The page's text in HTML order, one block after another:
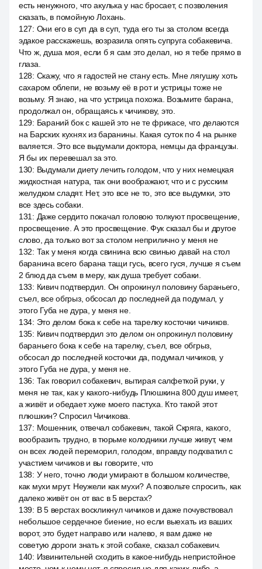
есть ненужного, что акулька у нас бросает, с позволения
сказать, в помойную Лохань.
127: Они его в суп да в суп, туда его ты за столом всегда
эдакое расскажешь, возразила опять супруга собакевича.
Что ж, душа моя, если б я сам это делал, но я тебе прямо в
глаза.
128: Скажу, что я гадостей не стану есть. Мне лягушку хоть
сахаром облепи, не возьму её в рот и устрицы тоже не
возьму. Я знаю, на что устрица похожа. Возьмите барана,
продолжал он, обращаясь к чичикову, это.
129: Бараний бок с кашей это не те фрикасе, что делаются
на Барских кухнях из баранины. Какая суток по 4 на рынке
валяется. Это все выдумали доктора, немцы да французы.
Я бы их перевешал за это.
130: Выдумали диету лечить голодом, что у них немецкая
жидкостная натура, так они воображают, что и с русским
желудком сладят. Нет, это все не то, это все выдумки, это
все здесь собаки.
131 : Даже сердито покачал головою толкуют просвещение,
просвещение. А это просвещение. Фук сказал бы и другое
слово, да только вот за столом неприлично у меня не
132: Так у меня когда свинина всю свинью давай на стол
баранина всего барана тащи гусь, всего гуся, лучше я съем
2 блюд да съем в меру, как душа требует собаки.
133: Кивич подтвердил. Он опрокинул половину бараньего,
съел, все обгрыз, обсосал до последней да подумал, у
этого Губа не дура, у меня не.
134: Это делом бока к себе на тарелку косточки чичиков.
135: Кивич подтвердил это делом он опрокинул половину
бараньего бока к себе на тарелку, съел, все обгрыз,
обсосал до последней косточки да, подумал чичиков, у
этого Губа не дура, у меня не.
136: Так говорил собакевич, вытирая салфеткой руки, у
меня не так, как у какого-нибудь Плюшкина 800 душ имеет,
а живёт и обедает хуже моего пастуха. Кто такой этот
плюшкин? Спросил Чичикова.
137: Мошенник, отвечал собакевич, такой Скряга, какого,
вообразить трудно, в тюрьме колодники лучше живут, чем
он всех людей переморил, голодом, вправду подхватил с
участием чичиков и вы говорите, что
138: У него, точно люди умирают в большом количестве,
как мухи мрут. Неужели как мухи? А позвольте спросить, как
далеко живёт он от вас в 5 верстах?
139: В 5 верстах воскликнул чичиков и даже почувствовал
небольшое сердечное биение, но если выехать из ваших
ворот, это будет направо или налево, я вам даже не
советую дороги знать к этой собаке, сказал собакевич.
140: Извинительней сходить в какое-нибудь непристойное